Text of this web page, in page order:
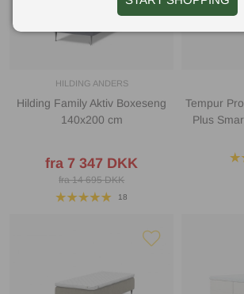
HILDING ANDERS
Hilding Family Aktiv Boxeseng
140x200 cm
fra 7 347 DKK
fra 14 695 DKK
18
Tempur
Plus